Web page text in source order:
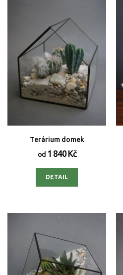
Terárium domek
od1 840 Kč
DETAIL